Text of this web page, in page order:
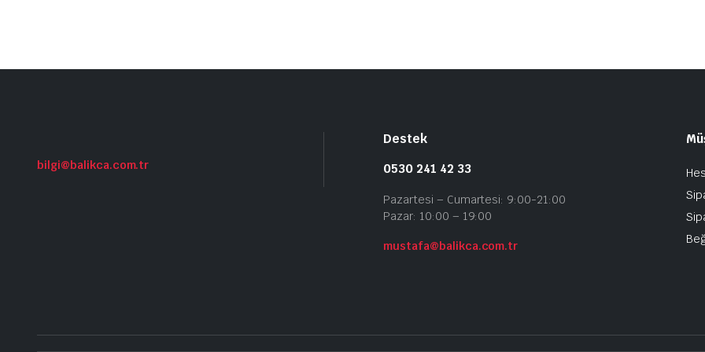
bilgi@balikca.com.tr
Destek
0530 241 42 33
Pazartesi – Cumartesi: 9:00-21:00
Pazar: 10:00 – 19:00
mustafa@balikca.com.tr